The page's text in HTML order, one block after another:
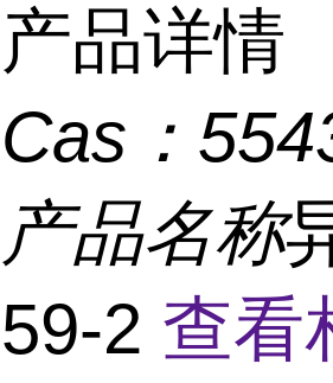
产品详情
Cas：
产品名称
59-2 查看